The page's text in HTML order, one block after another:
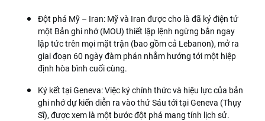
Đột phá Mỹ – Iran: Mỹ và Iran được cho là đã ký điện tử
một Bản ghi nhớ (MOU) thiết lập lệnh ngừng bắn ngay
lập tức trên mọi mặt trận (bao gồm cả Lebanon), mở ra
giai đoạn 60 ngày đàm phán nhằm hướng tới một hiệp
định hòa bình cuối cùng.
Ký kết tại Geneva: Việc ký chính thức và hiệu lực của bản
ghi nhớ dự kiến diễn ra vào thứ Sáu tới tại Geneva (Thụy
Sĩ), được xem là một bước đột phá mang tính lịch sử.